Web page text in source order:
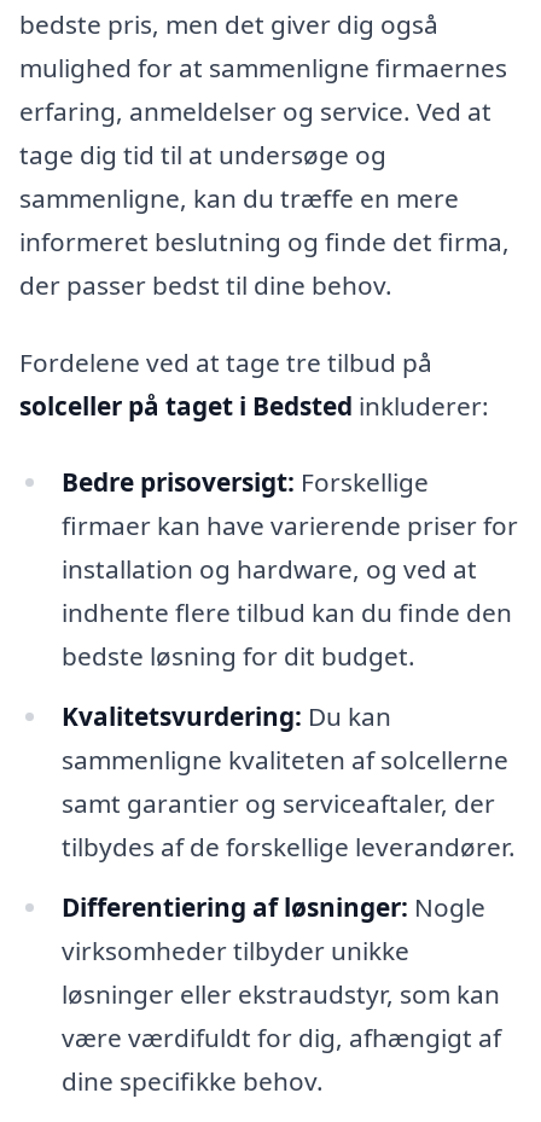
bedste pris, men det giver dig også
mulighed for at sammenligne firmaernes
erfaring, anmeldelser og service. Ved at
tage dig tid til at undersøge og
sammenligne, kan du træffe en mere
informeret beslutning og finde det firma,
der passer bedst til dine behov.
Fordelene ved at tage tre tilbud på
solceller på taget i Bedsted inkluderer:
Bedre prisoversigt: Forskellige
firmaer kan have varierende priser for
installation og hardware, og ved at
indhente flere tilbud kan du finde den
bedste løsning for dit budget.
Kvalitetsvurdering: Du kan
sammenligne kvaliteten af solcellerne
samt garantier og serviceaftaler, der
tilbydes af de forskellige leverandører.
Differentiering af løsninger: Nogle
virksomheder tilbyder unikke
løsninger eller ekstraudstyr, som kan
være værdifuldt for dig, afhængigt af
dine specifikke behov.